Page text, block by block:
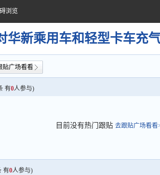
浏览
华新乘用车和轻型卡车充
贴广场看看
有0人参与)
目前没有热门跟贴 去跟贴广场看看
有0人参与)